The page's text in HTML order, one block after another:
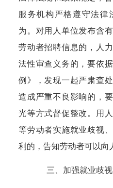
服务机构严格遵守法律
为。对用人单位发布含
劳动者招聘信息的，人
法性审查义务的，要依
例》，发现一起严肃查
造成严重不良影响的，
光等方式督促整改。用
等劳动者实施就业歧视
利的，告知劳动者可以向
三、加强就业歧